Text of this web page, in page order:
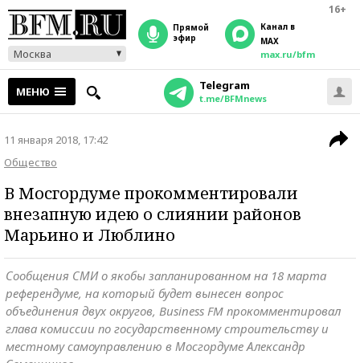
16+
Москва
прямой
эфир
Канал в
MAX
max.ru/bfm
МЕНЮ Telegram
t.me/BFMnews
11 января 2018, 17:42
Общество
В Мосгордуме прокомментировали
внезапную идею о слиянии районов
Марьино и Люблино
Сообщения СМИ о якобы запланированном на 18 марта
референдуме, на который будет вынесен вопрос
объединения двух округов, Business FM прокомментировал
глава комиссии по государственному строительству и
местному самоуправлению в Мосгордуме Александр